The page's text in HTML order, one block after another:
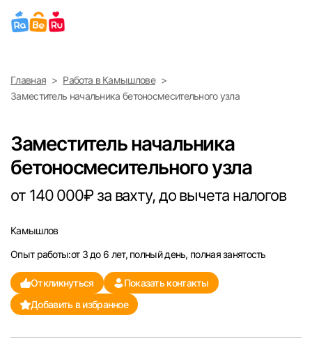
Найти работу Найти сотрудника
Выберите город
Санкт-Петербург
Саратов
Казань
Главная
Работа в Камышлове
Заместитель начальника бетоносмесительного узла
Заместитель начальника
бетоносмесительного узла
от 140 000₽ за вахту, до вычета налогов
Камышлов
Опыт работы:от 3 до 6 лет, полный день, полная занятость
Откликнуться
Показать контакты
Добавить в избранное